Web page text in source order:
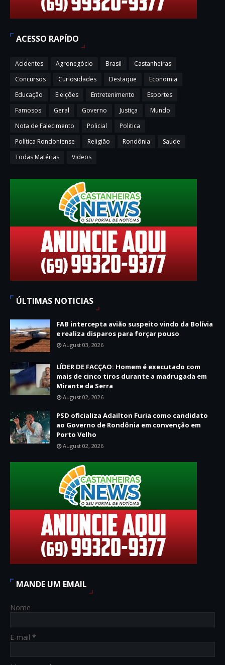
ACESSO RAPÍDO
Acidentes Agronegócio Brasil
Castanheiras
Concursos
Curiosidades Destaque
Economia
Educação
Eleições Entretenimento
Esportes
Famosos
Geral Governo Justiça
Mundo
Nota de Falecimento
Policial
Politica
Política Rondoniense
Religião Rondônia
Saúde
Todas Matérias
Videos
ÚLTIMAS NOTICIAS
FAB intercepta avião suspeito vindo da Bolívia
e realiza disparos para forçar pouso
August 03, 2026
LÍDER DE FACÇAO: Homem é executado com
mais de cinco tiros durante a madrugada em
Mirante da Serra
August 02, 2026
PSD oficializa Adailton Furia como candidato
ao Governo de Rondônia em convenção em
Porto Velho
August 02, 2026
MANDE UM EMAIL
Nome
E-mail *